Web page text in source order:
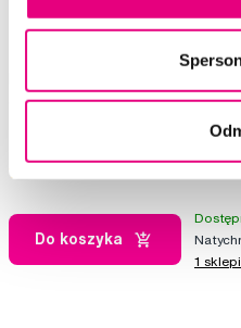
do zębów
Do koszyka
1